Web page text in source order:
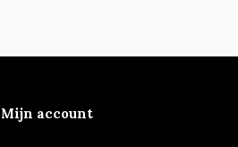
Mijn account